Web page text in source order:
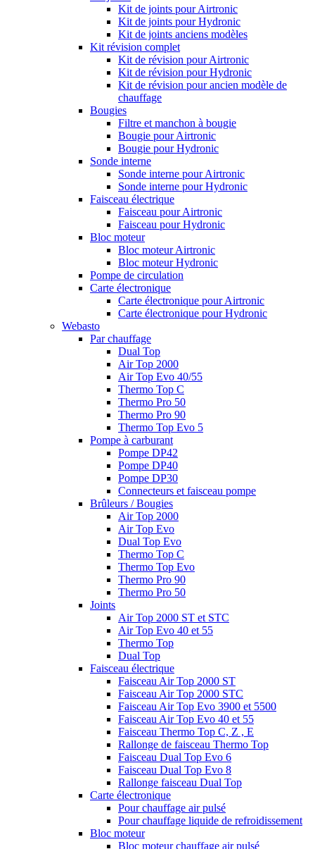
Kit de joints pour Airtronic
Kit de joints pour Hydronic
Kit de joints anciens modèles
Kit révision complet
Kit de révision pour Airtronic
Kit de révision pour Hydronic
Kit de révision pour ancien modèle de
chauffage
Bougies
Filtre et manchon à bougie
Bougie pour Airtronic
Bougie pour Hydronic
Sonde interne
Sonde interne pour Airtronic
Sonde interne pour Hydronic
Faisceau électrique
Faisceau pour Airtronic
Faisceau pour Hydronic
Bloc moteur
Bloc moteur Airtronic
Bloc moteur Hydronic
Pompe de circulation
Carte électronique
Carte électronique pour Airtronic
Carte électronique pour Hydronic
Webasto
Par chauffage
Dual Top
Air Top 2000
Air Top Evo 40/55
Thermo Top C
Thermo Pro 50
Thermo Pro 90
Thermo Top Evo 5
Pompe à carburant
Pompe DP42
Pompe DP40
Pompe DP30
Connecteurs et faisceau pompe
Brûleurs / Bougies
Air Top 2000
Air Top Evo
Dual Top Evo
Thermo Top C
Thermo Top Evo
Thermo Pro 90
Thermo Pro 50
Joints
Air Top 2000 ST et STC
Air Top Evo 40 et 55
Thermo Top
Dual Top
Faisceau électrique
Faisceau Air Top 2000 ST
Faisceau Air Top 2000 STC
Faisceau Air Top Evo 3900 et 5500
Faisceau Air Top Evo 40 et 55
Faisceau Thermo Top C, Z , E
Rallonge de faisceau Thermo Top
Faisceau Dual Top Evo 6
Faisceau Dual Top Evo 8
Rallonge faisceau Dual Top
Carte électronique
Pour chauffage air pulsé
Pour chauffage liquide de refroidissement
Bloc moteur
Bloc moteur chauffage air pulsé